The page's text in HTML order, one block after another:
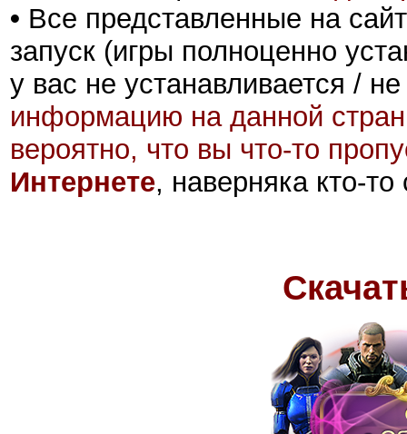
• Все представленные на
запуск (игры полноценно
у вас не устанавливается /
информацию на данной
вероятно, что вы что-то
Интернете, наверняка кто-